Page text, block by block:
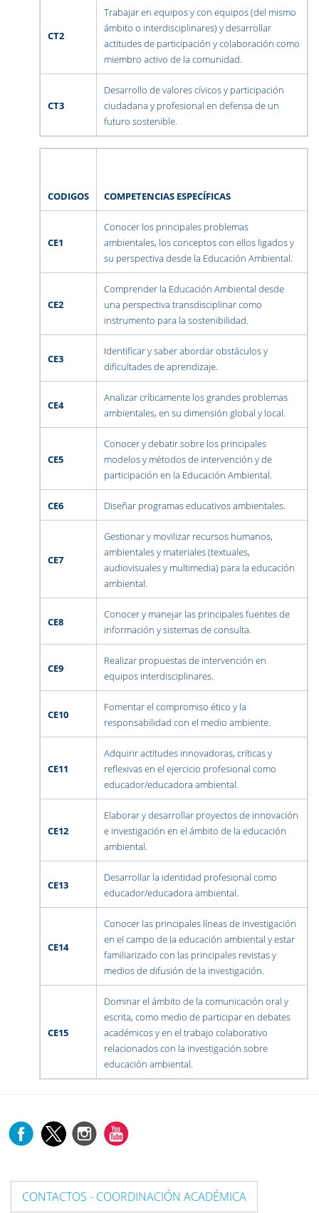
CT2
Trabajar en equipos y con equipos (del mismo
ámbito o interdisciplinares) y desarrollar
actitudes de participación y colaboración como
miembro activo de la comunidad.
CT3
Desarrollo de valores cívicos y participación
ciudadana y profesional en defensa de un
futuro sostenible.
CODIGOS COMPETENCIAS ESPECÍFICAS
CE1
Conocer los principales problemas
ambientales, los conceptos con ellos ligados y
su perspectiva desde la Educación Ambiental.
CE2
Comprender la Educación Ambiental desde
una perspectiva transdisciplinar como
instrumento para la sostenibilidad.
CE3
Identificar y saber abordar obstáculos y
dificultades de aprendizaje.
CE4
Analizar críticamente los grandes problemas
ambientales, en su dimensión global y local.
CE5
Conocer y debatir sobre los principales
modelos y métodos de intervención y de
participación en la Educación Ambiental.
CE6 Diseñar programas educativos ambientales.
CE7
Gestionar y movilizar recursos humanos,
ambientales y materiales (textuales,
audiovisuales y multimedia) para la educación
ambiental.
CE8
Conocer y manejar las principales fuentes de
información y sistemas de consulta.
CE9
Realizar propuestas de intervención en
equipos interdisciplinares.
CE10
Fomentar el compromiso ético y la
responsabilidad con el medio ambiente.
CE11
Adquirir actitudes innovadoras, críticas y
reflexivas en el ejercicio profesional como
educador/educadora ambiental.
CE12
Elaborar y desarrollar proyectos de innovación
e investigación en el ámbito de la educación
ambiental.
CE13
Desarrollar la identidad profesional como
educador/educadora ambiental.
CE14
Conocer las principales líneas de investigación
en el campo de la educación ambiental y estar
familiarizado con las principales revistas y
medios de difusión de la investigación.
CE15
Dominar el ámbito de la comunicación oral y
escrita, como medio de participar en debates
académicos y en el trabajo colaborativo
relacionados con la investigación sobre
educación ambiental.
CONTACTOS - COORDINACIÓN ACADÉMICA